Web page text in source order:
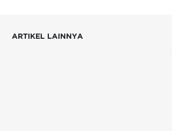
ARTIKEL LAINNYA